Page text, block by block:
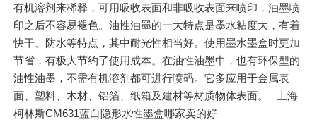
有机溶剂来稀释，可用吸收表面和非吸收表面来喷印，油墨喷
印之后不容易褪色。油性油墨的一大特点是墨水粘度大，有着
快干、防水等特点，其中耐光性相当好。使用墨水墨盒时更加
节省，有极大节约了使用成本。在油性油墨中，也有环保型的
油性油墨，不需有机溶剂都可进行喷码。它多应用于金属表
面、塑料、木材、铝箔、纸箱及建材等材质物体表面。 上海
柯林斯CM631蓝白隐形水性墨盒哪家卖的好